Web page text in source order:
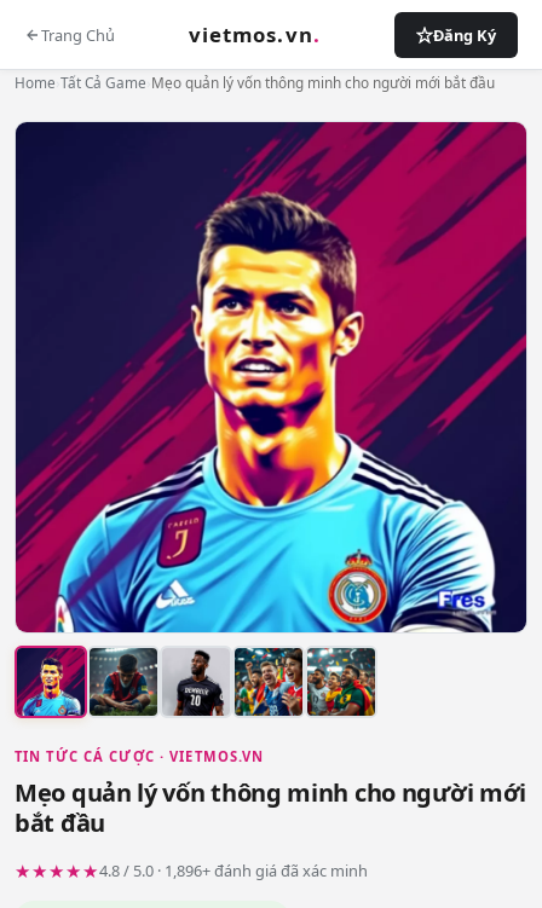
Trang Chủ vietmos.vn. Đăng Ký
Home Tất Cả Game Mẹo quản lý vốn thông minh cho người mới bắt đầu
TIN TỨC CÁ CƯỢC · VIETMOS.VN
Mẹo quản lý vốn thông minh cho người mới
bắt đầu
★★★★★4.8 / 5.0 · 1,896+ đánh giá đã xác minh